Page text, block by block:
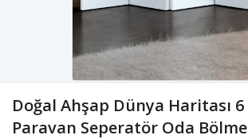
Doğal Ahşap Dünya Haritası
Paravan Seperatör Oda Bölme